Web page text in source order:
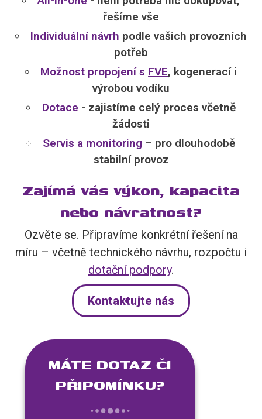
řešíme vše
Individuální návrh podle vašich provozních
potřeb
Možnost propojení s FVE, kogenerací i
výrobou vodíku
Dotace - zajistíme celý proces včetně
žádosti
Servis a monitoring – pro dlouhodobě
stabilní provoz
Zajímá vás výkon, kapacita
nebo návratnost?
Ozvěte se. Připravíme konkrétní řešení na
míru – včetně technického návrhu, rozpočtu i
dotační podpory.
Kontaktujte nás
MÁTE DOTAZ ČI
PŘIPOMÍNKU?